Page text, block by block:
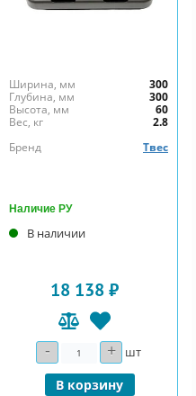
Ширина, мм
300
Глубина, мм
300
Высота, мм
60
Вес, кг
2.8
Бренд
Твес
Наличие РУ
В наличии
18 138 ₽
- Количество+ шт
В корзину